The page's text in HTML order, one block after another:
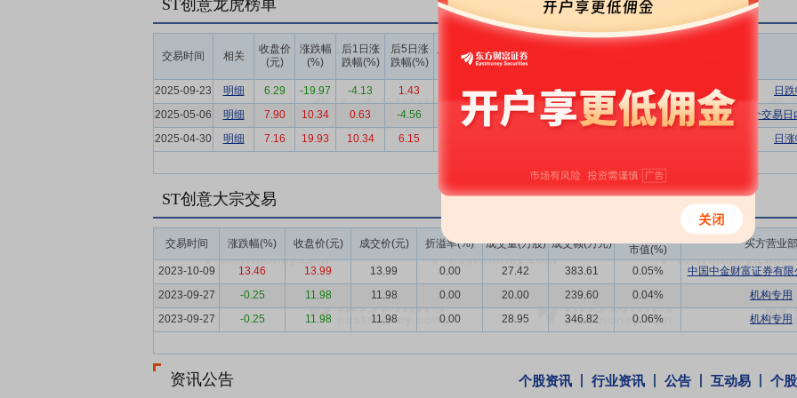
交付体系，实现信创全栈适配及私有化部署能力。公司推出创意格致智能体平台，覆盖智能体编排、协同到交付运
检索增强生成技术，为企业构建本地化、高精度的知识问答系统；创意格致视觉大模型训推一体化智能平台实现软
域数据安全合规。此外，公司在数据智能管理领域持续深耕，核心平台内置的数据治理模块实现了数据全生命周期
控、数据血缘追踪等功能，确保数据的准确性与安全性。
要点4：数据库业务
2025 年度，公司旗下万里数据库依托 MySQL 技术路线领先优势及国家信创名录资质身份，
突破，市场渗透率与项目覆盖面有所提升。
面，不断夯实技术开发与服务能力，着力保障重点客户的营收规模和服务质量。物联网领域，公司完成中国移动集
多区域规模商用落地及中国铁塔相关动力环境监控设备全网统一升级交付任务。携手广铁集团开展站台智能巡检机
领域规模化拓展打下良好基础。
要点6：卫星互联网业务
2025 年度，公司参股公司创智联恒紧紧围绕卫星互联网业务方向，深耕低轨宽带卫星通
借全自研核心技术优势、端到端的产品布局及深度的产业合作，巩固行业地位，同时积极拓展行业应用场景，实现
要点7：大数据与人工智能行业
2025年，全球大数据与人工智能行业在技术迭代、应用深化与生态构建中持续高
V2版《全球大数据支出指南》，2025年全球大数据IT总投资规模约为4,134亿美元，预计2029年将超7,497亿美元
焦中国市场，IDC预计2029年中国大数据IT支出规模将达730.2亿美元，全球占比约10%，五年复合增长率（CAGR
能领域，根据IDC2025年V2版《全球人工智能和生成式人工智能支出指南》，全球AI支出将从2024年的3,160亿美
ST创意龙虎榜单
交易时间 相关
收盘价
(元)
涨跌幅
(%)
后1日涨
跌幅(%)
后5日涨
跌幅(%)
后10日涨
跌幅(%)
上榜营业
部买入合
计(万)
上榜营业
上榜营业
2025-09-23
明细 6.29 -19.97 -4.13 1.43 2.23 389.79 502.26 -112.47
日
2025-05-06
明细 7.90 10.34 0.63 -4.56 -4.05 10014.42 10443.62 -429.20
连续三个交易日
2025-04-30
明细 7.16 19.93 10.34 6.15 日
ST创意大宗交易
交易时间 涨跌幅(%) 收盘价(元) 成交价(元) 折溢率(%) 成交量(万股) 成交额(万元)
市值(%)
买方营业部
2023-10-09 13.46 13.99 13.99 0.00 27.42 383.61 0.05%
中国中金财富证券有限
2023-09-27
-0.25 11.98 11.98 0.00 20.00 239.60 0.04%
机构专用
2023-09-27
-0.25 11.98 11.98 0.00 28.95 346.82 0.06% 机构专用
资讯公告 个股资讯 行业资讯 公告 互动易 个